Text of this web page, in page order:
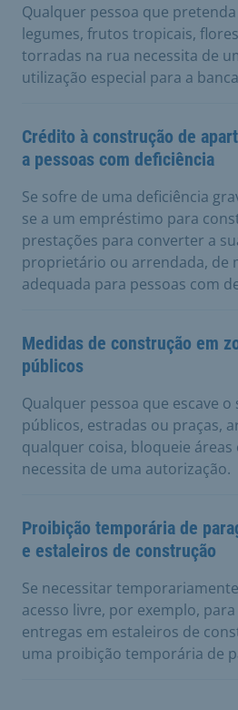
Qualquer pessoa que
legumes, frutos tropicais,
torradas na rua necessita de
utilização especial para a
Crédito à construção de
a pessoas com deficiência
Se sofre de uma deficiência
se a um empréstimo para
prestações para converter a
proprietário ou arrendada, de
adequada para pessoas com
Medidas de construção em
públicos
Qualquer pessoa que escave
públicos, estradas ou praças,
qualquer coisa, bloqueie
necessita de uma autorização.
Proibição temporária de
e estaleiros de construção
Se necessitar
acesso livre, por exemplo,
entregas em estaleiros de
uma proibição temporária de